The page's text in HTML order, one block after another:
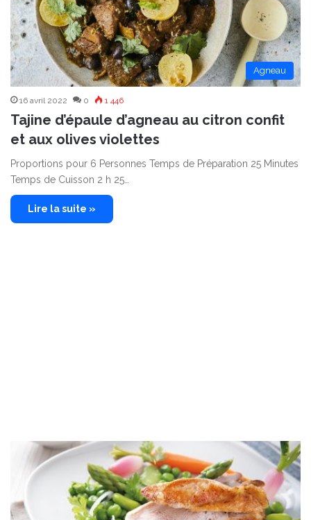
Agneau
16 avril 2022 0 1 446
Tajine d’épaule d’agneau au citron confit
et aux olives violettes
Proportions pour 6 Personnes Temps de Préparation 25 Minutes
Temps de Cuisson 2 h 25…
Lire la suite »